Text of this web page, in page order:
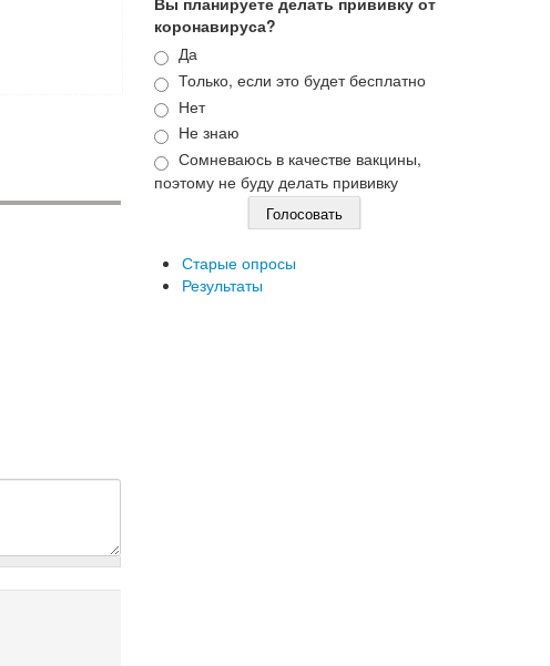
коронавируса?
Варианты
Да
Только, если это будет бесплатно
Нет
Не знаю
Сомневаюсь в качестве вакцины,
поэтому не буду делать прививку
Старые опросы
Результаты